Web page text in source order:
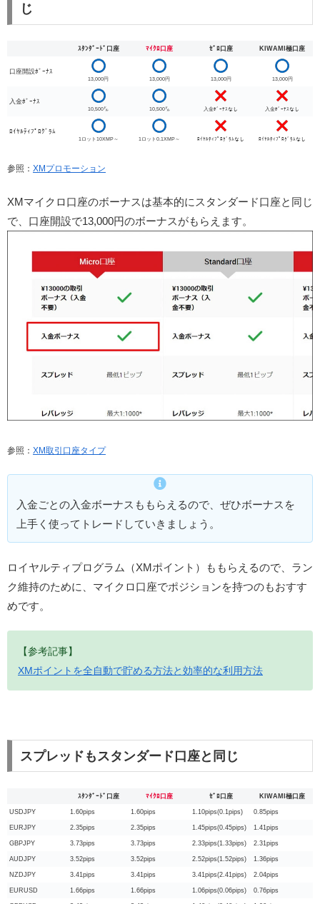
じ
ｽﾀﾝﾀﾞｰﾄﾞ口座 ﾏｲｸﾛ口座 ｾﾞﾛ口座 KIWAMI極口座
口座開設ﾎﾞｰﾅｽ
13,000円 13,000円 13,000円 13,000円
入金ﾎﾞｰﾅｽ
10,500㌦ 10,500㌦ 入金ﾎﾞｰﾅｽなし 入金ﾎﾞｰﾅｽなし
ﾛｲﾔﾙﾃｨﾌﾟﾛｸﾞﾗﾑ
1ロット10XMP～ 1ロット0.1XMP～ ﾛｲﾔﾙﾃｨﾌﾟﾛｸﾞﾗﾑなし ﾛｲﾔﾙﾃｨﾌﾟﾛｸﾞﾗﾑなし
参照： XMプロモーション
XMマイクロ口座のボーナスは基本的にスタンダード口座と同じ
で、口座開設で13,000円のボーナスがもらえます。
参照： XM取引口座タイプ
入金ごとの入金ボーナスももらえるので、ぜひボーナスを
上手く使ってトレードしていきましょう。
ロイヤルティプログラム（XMポイント）ももらえるので、ラン
ク維持のために、マイクロ口座でポジションを持つのもおすす
めです。
【参考記事】
XMポイントを全自動で貯める方法と効率的な利用方法
スプレッドもスタンダード口座と同じ
ｽﾀﾝﾀﾞｰﾄﾞ口座 ﾏｲｸﾛ口座 ｾﾞﾛ口座 KIWAMI極口座
USDJPY 1.60pips 1.60pips 1.10pips(0.1pips) 0.85pips
EURJPY 2.35pips 2.35pips 1.45pips(0.45pips) 1.41pips
GBPJPY 3.73pips 3.73pips 2.33pips(1.33pips) 2.31pips
AUDJPY 3.52pips 3.52pips 2.52pips(1.52pips) 1.36pips
NZDJPY 3.41pips 3.41pips 3.41pips(2.41pips) 2.04pips
EURUSD 1.66pips 1.66pips 1.06pips(0.06pips) 0.76pips